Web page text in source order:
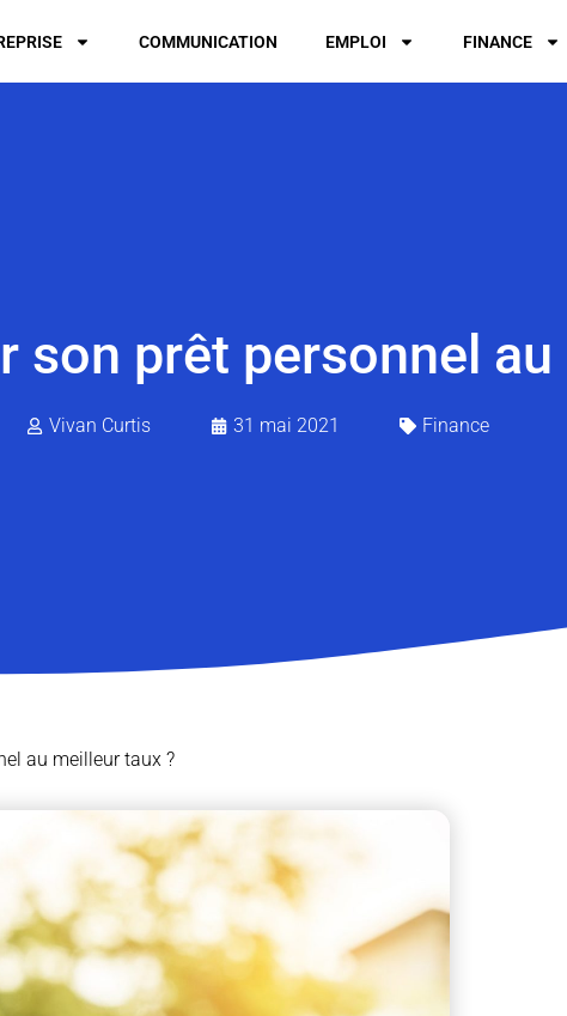
COMMUNICATION EMPLOI FINANCE
son prêt personnel
Vivan Curtis 31 mai 2021 Finance
au meilleur taux ?